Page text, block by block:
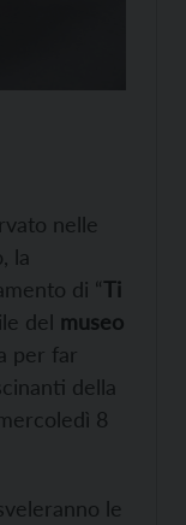
nelle
la
di “Ti
del museo
per far
della
8
le